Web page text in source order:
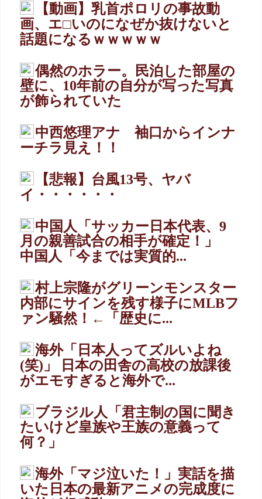
【動画】乳首ポロリの事故動
画、エ□いのになぜか抜けないと
話題になるｗｗｗｗｗ
偶然のホラー。民泊した部屋の
壁に、10年前の自分が写った写真
が飾られていた
中西悠理アナ 袖口からインナ
ーチラ見え！！
【悲報】台風13号、ヤバ
イ・・・・・・
中国人「サッカー日本代表、9
月の親善試合の相手が確定！」
中国人「今までは実質的...
村上宗隆がグリーンモンスター
内部にサインを残す様子にMLBフ
ァン騒然！←「歴史に...
海外「日本人ってズルいよね
(笑)」 日本の田舎の高校の放課後
がエモすぎると海外で...
ブラジル人「君主制の国に聞き
たいけど皇族や王族の意義って
何？」
海外「マジ泣いた！」実話を描
いた日本の最新アニメの完成度に